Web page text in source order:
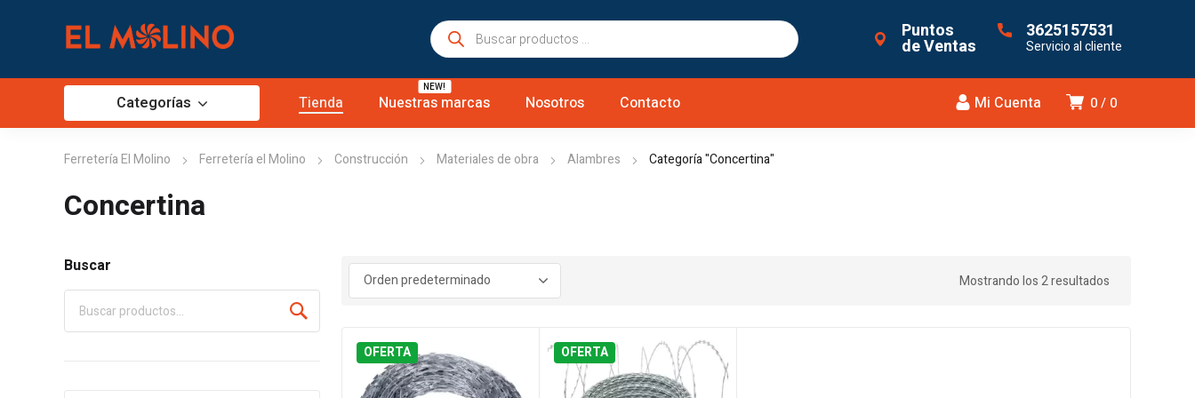
Búsqueda
de
Puntos
de Ventas
3625157531
Servicio al cliente
0 0
Mi Cuenta
Categorías Tienda Nuestras marcas
NEW!
Nosotros Contacto
Ferretería El Molino Ferretería el Molino Construcción Materiales de obra Alambres Categoría "Concertina"
Concertina
Buscar
Mostrando los 2 resultados
OFERTA OFERTA